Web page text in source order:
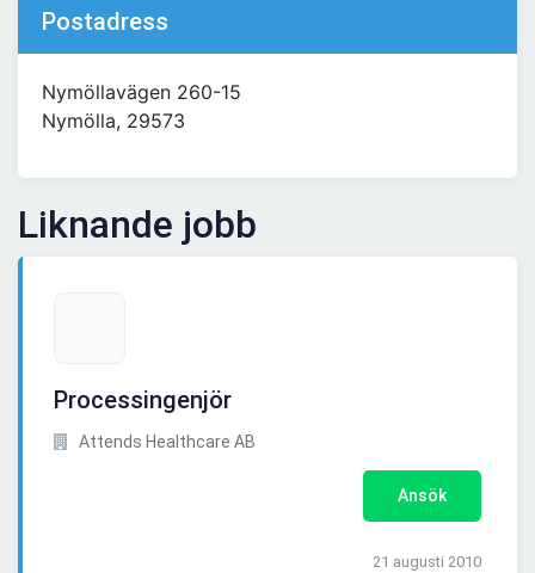
Postadress
Nymöllavägen 260-15
Nymölla, 29573
Liknande jobb
Processingenjör
Attends Healthcare AB
Ansök
21 augusti 2010